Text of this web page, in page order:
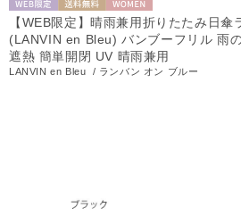
WEB限定送料無料 WOMEN
【WEB限定】晴雨兼用折りたたみ日
(LANVIN en Bleu) バンブーフリル 雨
遮熱 簡単開閉 UV 晴雨兼用
LANVIN en Bleu / ランバン オン ブルー